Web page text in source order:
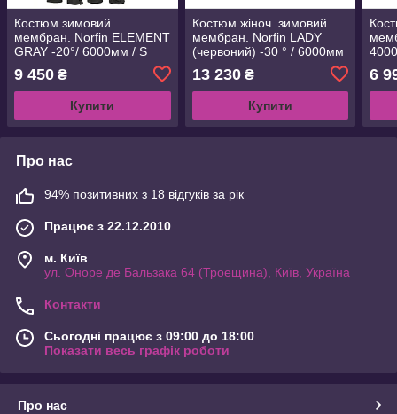
Костюм зимовий
мембран. Norfin ELEMENT
GRAY -20°/ 6000мм / S
9 450 ₴
Купити
Костюм жіноч. зимовий
мембран. Norfin LADY
(червоний) -30 ° / 6000мм
13 230₴
Купити
6
Про нас
94% позитивних з 18 відгуків за рік
Працює з 22.12.2010
м. Київ
ул. Оноре де Бальзака 64 (Троещина), Київ, Україна
Контакти
Сьогодні працює з 09:00 до 18:00
Показати весь графік роботи
Про нас